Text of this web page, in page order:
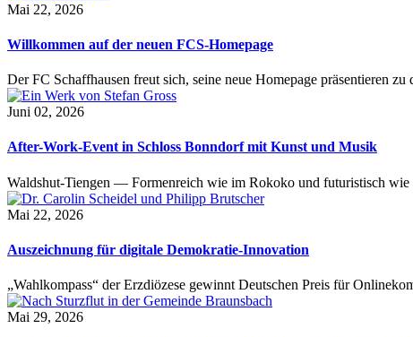
Mai 22, 2026
Willkommen auf der neuen FCS-Homepage
Der FC Schaffhausen freut sich, seine neue Homepage präsentieren
Juni 02, 2026
After-Work-Event in Schloss Bonndorf mit Kunst und Musik
Waldshut-Tiengen — Formenreich wie im Rokoko und futuristisch
Mai 22, 2026
Auszeichnung für digitale Demokratie-Innovation
„Wahlkompass“ der Erzdiözese gewinnt Deutschen Preis für
Mai 29, 2026